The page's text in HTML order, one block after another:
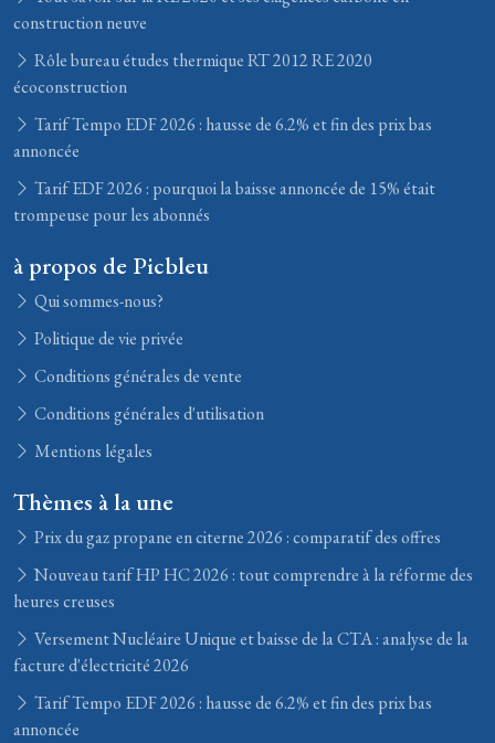
construction neuve
Rôle bureau études thermique RT 2012 RE 2020
écoconstruction
Tarif Tempo EDF 2026 : hausse de 6.2% et fin des prix bas
annoncée
Tarif EDF 2026 : pourquoi la baisse annoncée de 15% était
trompeuse pour les abonnés
à propos de Picbleu
Qui sommes-nous?
Politique de vie privée
Conditions générales de vente
Conditions générales d'utilisation
Mentions légales
Thèmes à la une
Prix du gaz propane en citerne 2026 : comparatif des offres
Nouveau tarif HP HC 2026 : tout comprendre à la réforme des
heures creuses
Versement Nucléaire Unique et baisse de la CTA : analyse de la
facture d'électricité 2026
Tarif Tempo EDF 2026 : hausse de 6.2% et fin des prix bas
annoncée